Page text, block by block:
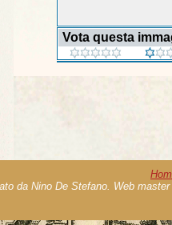
Vota questa
da Nino De Stefano. Web